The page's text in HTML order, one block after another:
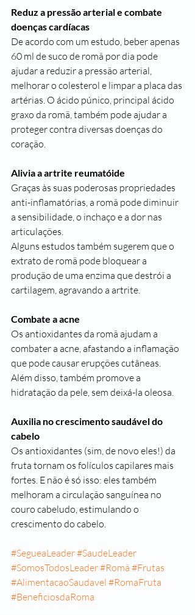
Reduz a pressão arterial e combate
doenças cardíacas
De acordo com um estudo , beber apenas
60 ml de suco de romã por dia pode
ajudar a reduzir a pressão arterial,
melhorar o colesterol e limpar a placa das
artérias. O ácido púnico, principal ácido
graxo da romã, também pode ajudar a
proteger contra diversas doenças do
coração
Alivia a artrite reumatóide
Graças às suas poderosas propriedades
anti-inflamatórias, a romã pode diminuir
a sensibilidade, o inchaço e a dor nas
articulações
Alguns estudos também sugerem que o
extrato de romã pode bloquear a
produção de uma enzima que destrói a
cartilagem, agravando a artrite
Combate a acne
Os antioxidantes da romã ajudam a
combater a acne , afastando a inflamação
que pode causar erupções cutâneas.
Além disso, também promove a
hidratação da pele, sem deixá-la oleosa
Auxilia no crescimento saudável do
cabelo
Os antioxidantes (sim, de novo eles!) da
fruta tornam os folículos capilares mais
fortes. E não é só isso: eles também
melhoram a circulação sanguínea no
couro cabeludo, estimulando o
crescimento do cabelo.
#SegueaLeader#SaudeLeader
#SomosTodosLeader#Romã #Frutas
#AlimentacaoSaudavel #RomaFruta
#BeneficiosdaRoma